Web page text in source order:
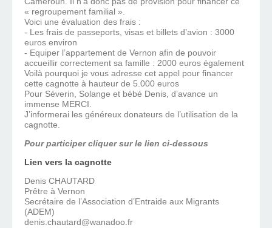
« regroupement familial ».
Voici une évaluation des frais :
- Les frais de passeports, visas et billets d’avion : 3000
euros environ
- Equiper l’appartement de Vernon afin de pouvoir
accueillir correctement sa famille : 2000 euros également
Voilà pourquoi je vous adresse cet appel pour financer
cette cagnotte à hauteur de 5.000 euros
Pour Séverin, Solange et bébé Denis, d’avance un
immense MERCI.
J’informerai les généreux donateurs de l’utilisation de la
cagnotte.
Pour participer cliquer sur le lien ci-dessous
Lien vers la cagnotte
Denis CHAUTARD
Prêtre à Vernon
Secrétaire de l’Association d’Entraide aux Migrants
(ADEM)
denis.chautard@wanadoo.fr